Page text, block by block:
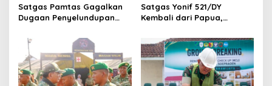
Satgas Pamtas Gagalkan
Dugaan Penyelundupan
Malaysia
Satgas Yonif 521/DY
Kembali dari Papua,
Hadirkan Rasa Aman